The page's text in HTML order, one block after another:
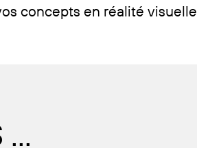
concepts en réalité visuelle